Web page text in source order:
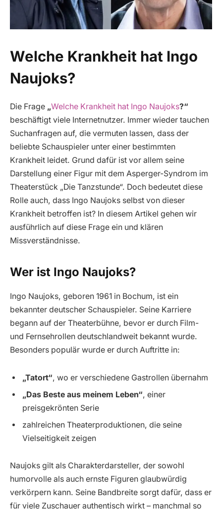
Welche Krankheit hat Ingo
Naujoks?
Die Frage „Welche Krankheit hat Ingo Naujoks?“
beschäftigt viele Internetnutzer. Immer wieder tauchen
Suchanfragen auf, die vermuten lassen, dass der
beliebte Schauspieler unter einer bestimmten
Krankheit leidet. Grund dafür ist vor allem seine
Darstellung einer Figur mit dem Asperger-Syndrom im
Theaterstück „Die Tanzstunde“. Doch bedeutet diese
Rolle auch, dass Ingo Naujoks selbst von dieser
Krankheit betroffen ist? In diesem Artikel gehen wir
ausführlich auf diese Frage ein und klären
Missverständnisse.
Wer ist Ingo Naujoks?
Ingo Naujoks, geboren 1961 in Bochum, ist ein
bekannter deutscher Schauspieler. Seine Karriere
begann auf der Theaterbühne, bevor er durch Film-
und Fernsehrollen deutschlandweit bekannt wurde.
Besonders populär wurde er durch Auftritte in:
„Tatort“, wo er verschiedene Gastrollen übernahm
„Das Beste aus meinem Leben“, einer
preisgekrönten Serie
zahlreichen Theaterproduktionen, die seine
Vielseitigkeit zeigen
Naujoks gilt als Charakterdarsteller, der sowohl
humorvolle als auch ernste Figuren glaubwürdig
verkörpern kann. Seine Bandbreite sorgt dafür, dass er
für viele Zuschauer authentisch wirkt – manchmal so